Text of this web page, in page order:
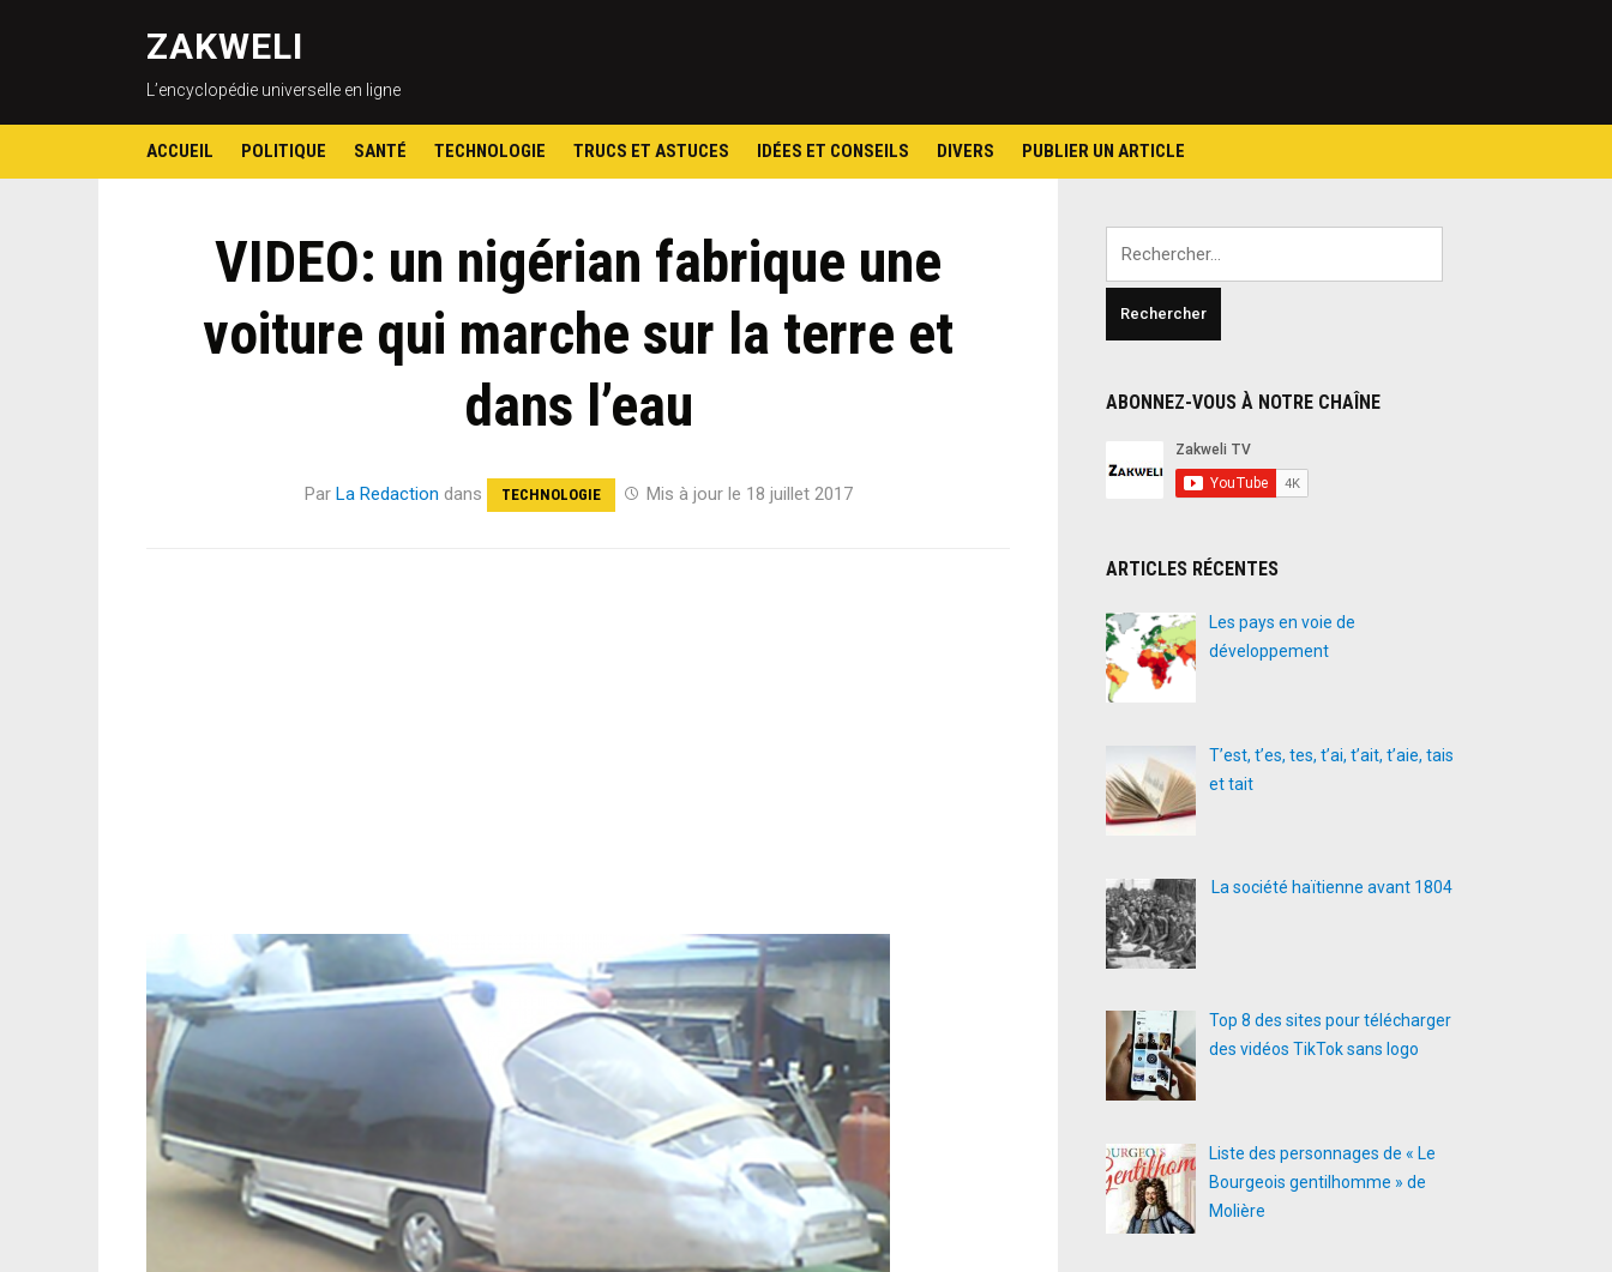
ZAKWELI
L’encyclopédie universelle en ligne
ACCUEIL POLITIQUE SANTÉ TECHNOLOGIE TRUCS ET ASTUCES IDÉES ET CONSEILS DIVERS PUBLIER UN ARTICLE
VIDEO: un nigérian fabrique une
voiture qui marche sur la terre et
dans l’eau
Par La Redaction dans TECHNOLOGIE Mis à jour le 18 juillet 2017
ABONNEZ-VOUS À NOTRE CHAÎNE
ARTICLES RÉCENTES
Les pays en voie de
développement
T’est, t’es, tes, t’ai, t’ait, t’aie, tais
et tait
La société haïtienne avant 1804
Top 8 des sites pour télécharger
des vidéos TikTok sans logo
Liste des personnages de « Le
Bourgeois gentilhomme » de
Molière